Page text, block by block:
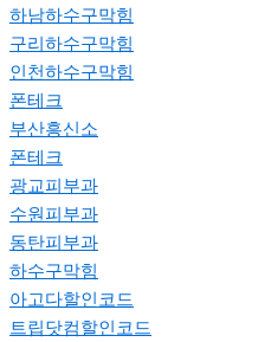
하남하수구막힘
구리하수구막힘
인천하수구막힘
폰테크
부산흥신소
폰테크
광교피부과
수원피부과
동탄피부과
하수구막힘
아고다할인코드
트립닷컴할인코드